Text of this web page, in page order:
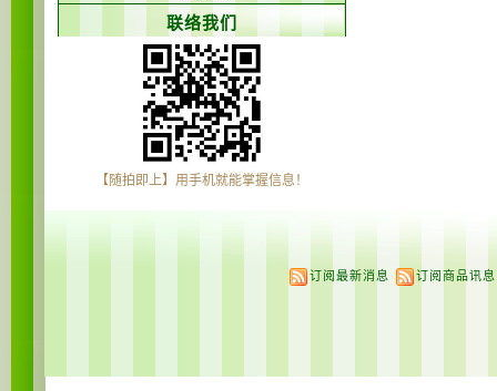
联络我们
【随拍即上】用手机就能掌握信息！
订阅最新消息 订阅商品讯息